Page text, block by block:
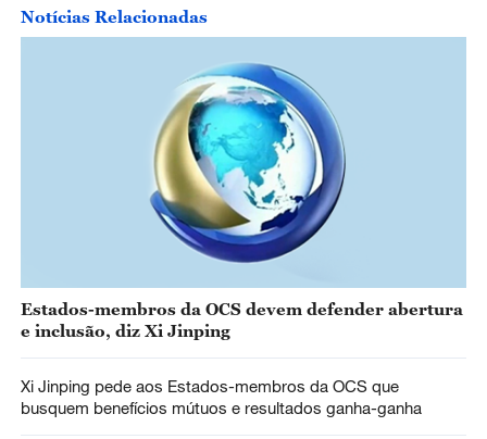
Notícias Relacionadas
Estados-membros da OCS devem defender abertura
e inclusão, diz Xi Jinping
Xi Jinping pede aos Estados-membros da OCS que
busquem benefícios mútuos e resultados ganha-ganha